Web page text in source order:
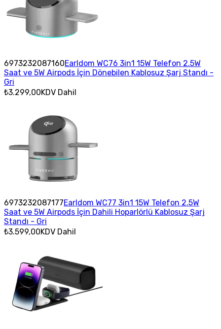
6973232087160Earldom WC76 3in1 15W Telefon 2.5W
Saat ve 5W Airpods İçin Dönebilen Kablosuz Şarj Standı -
Gri
₺3.299,00KDV Dahil
6973232087177Earldom WC77 3in1 15W Telefon 2.5W
Saat ve 5W Airpods İçin Dahili Hoparlörlü Kablosuz Şarj
Standı - Gri
₺3.599,00KDV Dahil